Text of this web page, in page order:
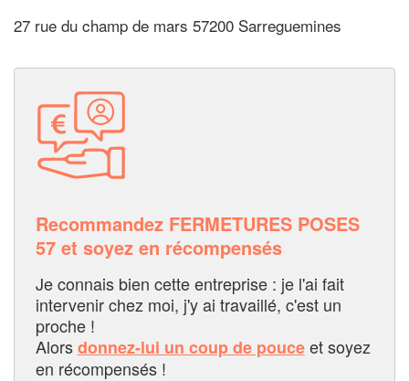
27 rue du champ de mars 57200 Sarreguemines
Recommandez FERMETURES POSES
57 et soyez en récompensés
Je connais bien cette entreprise : je l'ai fait
intervenir chez moi, j'y ai travaillé, c'est un
proche !
Alorsdonnez-lui un coup de pouceet soyez
en récompensés !